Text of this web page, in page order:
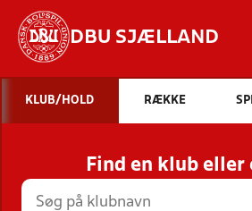
DBU SJÆLLAND
STILLINGER, RESULTATER,
HOLD
KLUB/HOLD RÆKKE
Find en klub eller